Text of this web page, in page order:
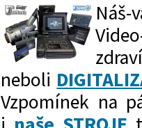
Náš-
neboli
Vzpomínek na